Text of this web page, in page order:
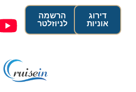
הרשמה
לניוזלטר
דירוג
אוניות